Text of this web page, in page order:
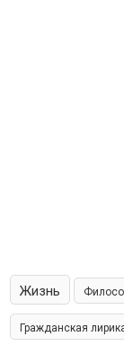
Жизнь
Гражданская